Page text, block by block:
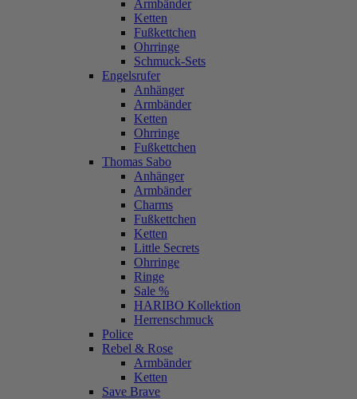
Armbänder
Ketten
Fußkettchen
Ohrringe
Schmuck-Sets
Engelsrufer
Anhänger
Armbänder
Ketten
Ohrringe
Fußkettchen
Thomas Sabo
Anhänger
Armbänder
Charms
Fußkettchen
Ketten
Little Secrets
Ohrringe
Ringe
Sale %
HARIBO Kollektion
Herrenschmuck
Police
Rebel & Rose
Armbänder
Ketten
Save Brave